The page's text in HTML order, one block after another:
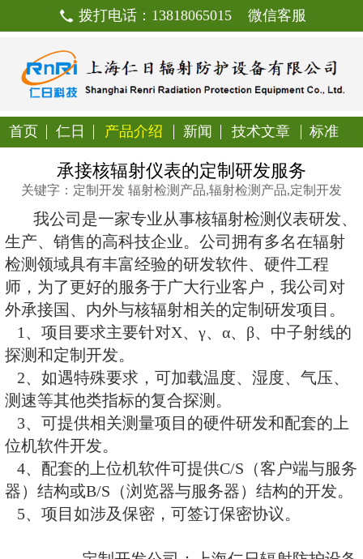
拨打电话：13818065015
首页 仁日 产品介绍 新闻 技
承接核辐射仪表的定制
关键字：定制开发 辐射检测产品,辐射检
我公司是一家专业从事核辐射
生产、销售的高科技企业。公司拥
检测领域具有丰富经验的研发软
师，为了更好的服务于广大行业客
外承接国、内外与核辐射相关的定
1、项目要求主要针对X、γ、α、
探测和定制开发。